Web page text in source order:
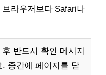
라우저보다 Safari나
반드시 확인 메시지
. 중간에 페이지를 닫